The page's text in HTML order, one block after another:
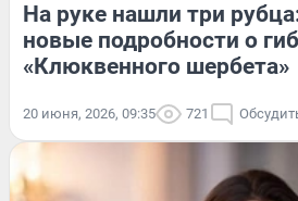
На руке нашли три
новые подробности о
«Клюквенного шербета»
20 июня, 2026, 09:35 721